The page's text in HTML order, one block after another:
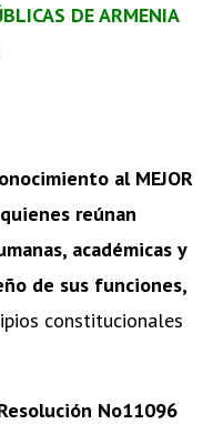
DE ARMENIA
al MEJOR
quienes reúnan
académicas y
de sus funciones,
constitucionales
No11096